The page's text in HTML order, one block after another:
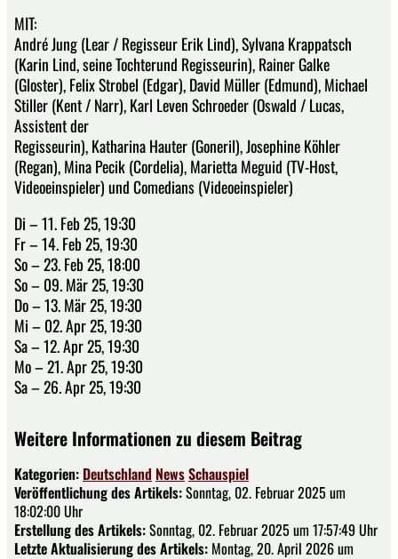
MIT:
André Jung (Lear / Regisseur Erik Lind), Sylvana Krappatsch
(Karin Lind, seine Tochterund Regisseurin), Rainer Galke
(Gloster), Felix Strobel (Edgar), David Müller (Edmund), Michael
Stiller (Kent / Narr), Karl Leven Schroeder (Oswald / Lucas,
Assistent der
Regisseurin), Katharina Hauter (Goneril), Josephine Köhler
(Regan), Mina Pecik (Cordelia), Marietta Meguid (TV-Host,
Videoeinspieler) und Comedians (Videoeinspieler)
Di – 11. Feb 25, 19:30
Fr – 14. Feb 25, 19:30
So – 23. Feb 25, 18:00
So – 09. Mär 25, 19:30
Do – 13. Mär 25, 19:30
Mi – 02. Apr 25, 19:30
Sa – 12. Apr 25, 19:30
Mo – 21. Apr 25, 19:30
Sa – 26. Apr 25, 19:30
Weitere Informationen zu diesem Beitrag
Kategorien: Deutschland NewsSchauspiel
Veröffentlichung des Artikels:Sonntag, 02. Februar 2025 um
18:02:00 Uhr
Erstellung des Artikels:Sonntag, 02. Februar 2025 um 17:57:49 Uhr
Letzte Aktualisierung des Artikels: Montag, 20. April 2026 um